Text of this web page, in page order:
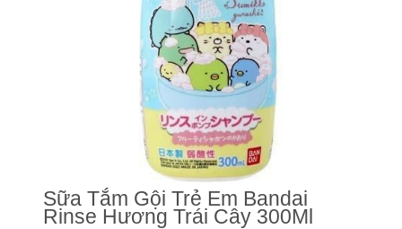
Sữa Tắm Gội Trẻ Em Bandai
Rinse Hương Trái Cây 300Ml